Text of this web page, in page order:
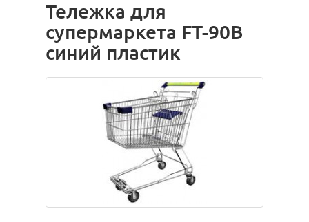
Тележка для
супермаркета FT-90B
синий пластик